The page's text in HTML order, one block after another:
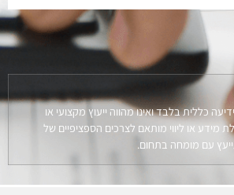
כללית בלבד ואינו מהווה ייעוץ מקצועי או
מידע או ליווי מותאם לצרכים הספציפיים של
עם מומחה בתחום.